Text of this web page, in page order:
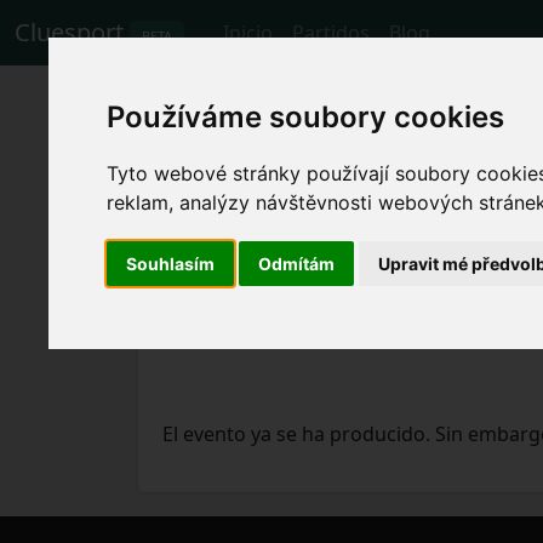
Používáme soubory cookies
Tyto webové stránky používají soubory
reklam, analýzy návštěvnosti webových
Souhlasím Odmítám Upravit mé
Cluesport BETA Inicio Partidos Blog
Los mejores
fútbol Fiorentina
El evento ya se ha producido. Sin